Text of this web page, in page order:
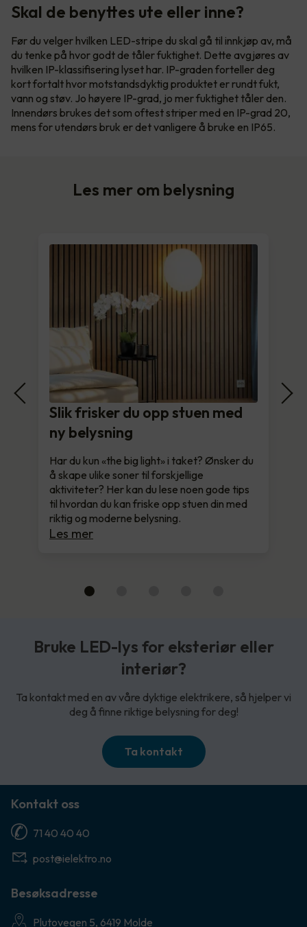
Skal de benyttes ute eller inne?
Før du velger hvilken LED-stripe du skal gå til innkjøp av, må
du tenke på hvor godt de tåler fuktighet. Dette avgjøres av
hvilken IP-klassifisering lyset har. IP-graden forteller deg
kort fortalt hvor motstandsdyktig produktet er rundt fukt,
vann og støv. Jo høyere IP-grad, jo mer fuktighet tåler den.
Innendørs brukes det som oftest striper med en IP-grad 20,
mens for utendørs bruk er det vanligere å bruke en IP65.
Les mer om belysning
Slik frisker du opp stuen med
ny belysning
Har du kun «the big light» i taket? Ønsker du
å skape ulike soner til forskjellige
aktiviteter? Her kan du lese noen gode tips
til hvordan du kan friske opp stuen din med
riktig og moderne belysning.
Les mer
Bruke LED-lys for eksteriør eller
interiør?
Ta kontakt med en av våre dyktige elektrikere, så hjelper vi
deg å finne riktige belysning for deg!
Ta kontakt
Kontakt oss
71 40 40 40
post@ielektro.no
Besøksadresse
Plutovegen 5, 6419 Molde